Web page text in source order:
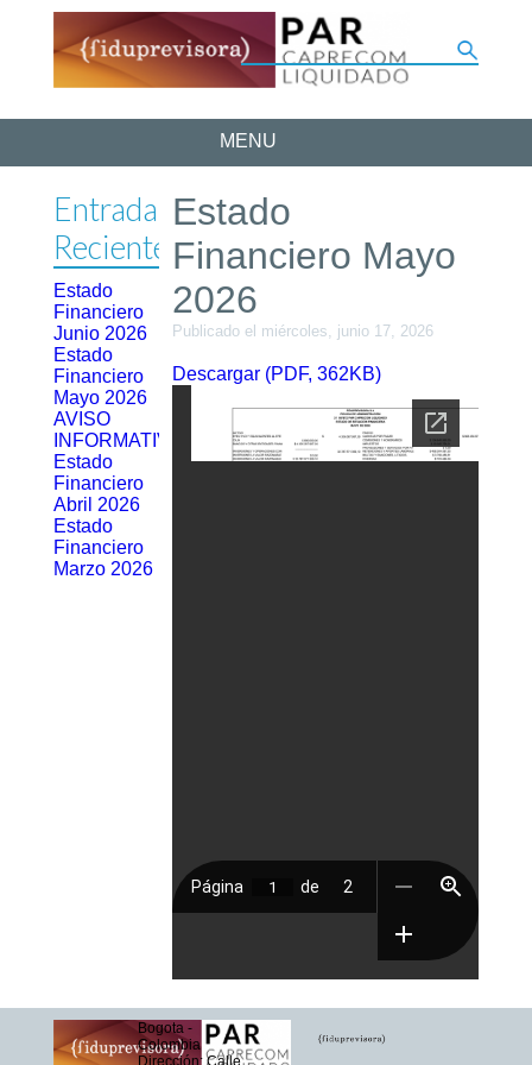
MENU
Entradas
Recientes
Estado
Financiero
Junio 2026
Estado
Financiero
Mayo 2026
AVISO
INFORMATIVO
Estado
Financiero
Abril 2026
Estado
Financiero
Marzo 2026
Estado
Financiero Mayo
2026
Publicado el miércoles, junio 17, 2026
Descargar (PDF, 362KB)
Bogota -
Colombia
Dirección: Calle